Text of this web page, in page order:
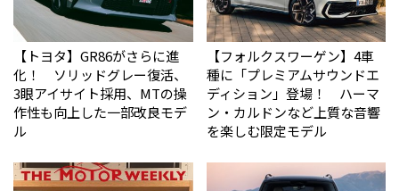
【トヨタ】GR86がさらに進
化！ ソリッドグレー復活、
3眼アイサイト採用、MTの操
作性も向上した一部改良モデ
ル
【フォルクスワーゲン】4車
種に「プレミアムサウンドエ
ディション」登場！ ハーマ
ン・カルドンなど上質な音響
を楽しむ限定モデル